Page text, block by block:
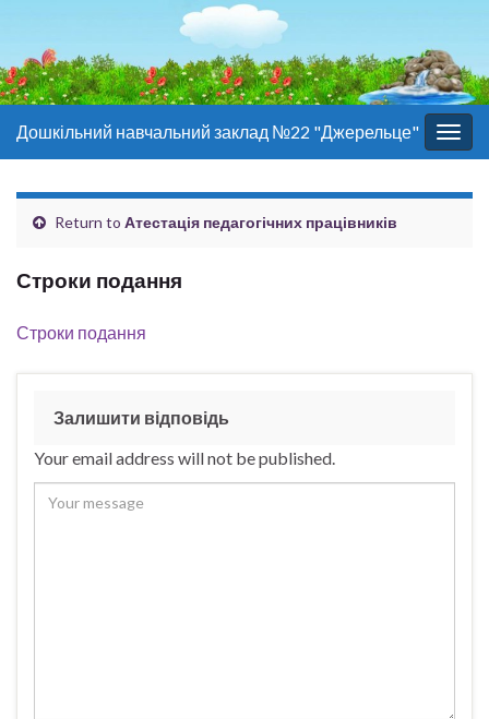
Дошкільний навчальний заклад №22 "Джерельце"
Return to Атестація педагогічних працівників
Строки подання
Строки подання
Залишити відповідь
Your email address will not be published.